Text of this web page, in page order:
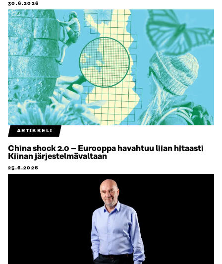
30.6.2026
ARTIKKELI
China shock 2.0 – Eurooppa havahtuu liian hitaasti
Kiinan järjestelmävaltaan
25.6.2026